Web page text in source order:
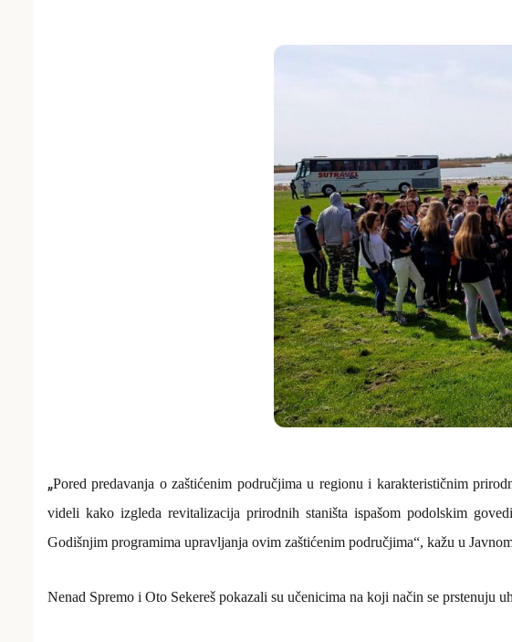
„Pored predavanja o zaštićenim područjima u regionu i karakterističnim
videli kako izgleda revitalizacija prirodnih staništa ispašom podolskim
Godišnjim programima upravljanja ovim zaštićenim područjima“, kažu u
Nenad Spremo i Oto Sekereš pokazali su učenicima na koji način se prstenuju